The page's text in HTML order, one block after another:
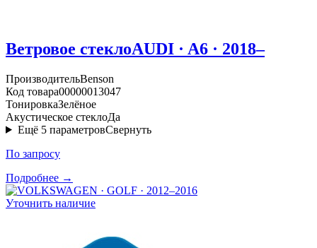
Ветровое стеклоAUDI · A6 · 2018–
ПроизводительBenson
Код товара00000013047
ТонировкаЗелёное
Акустическое стеклоДа
Ещё 5 параметровСвернуть
По запросу
Подробнее →
Уточнить наличие